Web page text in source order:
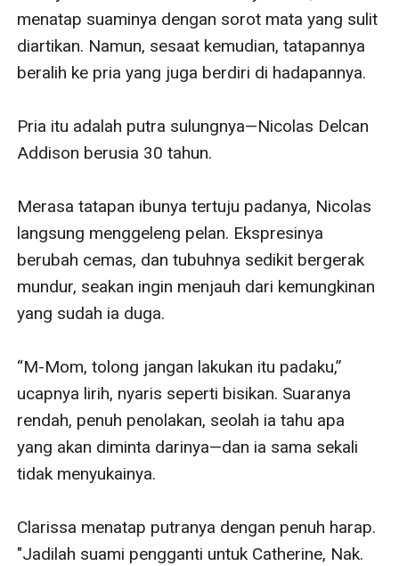
menatap suaminya dengan sorot mata yang sulit
diartikan. Namun, sesaat kemudian, tatapannya
beralih ke pria yang juga berdiri di hadapannya.
Pria itu adalah putra sulungnya—Nicolas Delcan
Addison berusia 30 tahun.
Merasa tatapan ibunya tertuju padanya, Nicolas
langsung menggeleng pelan. Ekspresinya
berubah cemas, dan tubuhnya sedikit bergerak
mundur, seakan ingin menjauh dari kemungkinan
yang sudah ia duga.
“M-Mom, tolong jangan lakukan itu padaku,”
ucapnya lirih, nyaris seperti bisikan. Suaranya
rendah, penuh penolakan, seolah ia tahu apa
yang akan diminta darinya—dan ia sama sekali
tidak menyukainya.
Clarissa menatap putranya dengan penuh harap.
"Jadilah suami pengganti untuk Catherine, Nak.